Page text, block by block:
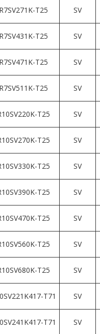
T25 SV
T25 SV
T25 SV
T25 SV
T25 SV
T25 SV
T25 SV
T25 SV
T25 SV
T25 SV
T25 SV
T71 SV
T71 SV